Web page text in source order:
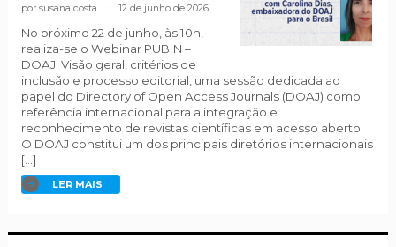
susana costa 12 de junho de 2026
No próximo 22 de junho, às 10h,
realiza-se o Webinar PUBIN –
DOAJ: Visão geral, critérios de
inclusão e processo editorial, uma sessão dedicada ao
papel do Directory of Open Access Journals (DOAJ) como
referência internacional para a integração e
reconhecimento de revistas científicas em acesso aberto.
O DOAJ constitui um dos principais diretórios internacionais
[…]
LER MAIS